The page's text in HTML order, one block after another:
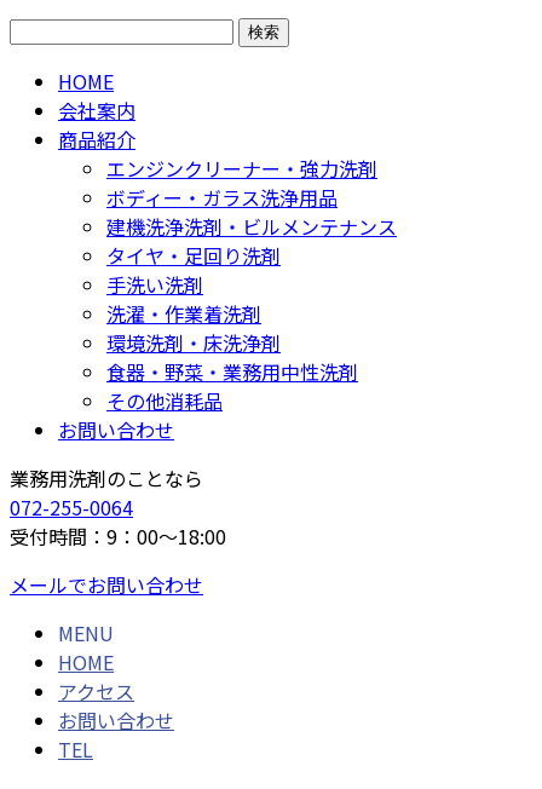
検
HOME
会社案内
商品紹介
エンジンクリーナー・強力洗剤
ボディー・ガラス洗浄用品
建機洗浄洗剤・ビルメンテナンス
タイヤ・足回り洗剤
手洗い洗剤
洗濯・作業着洗剤
環境洗剤・床洗浄剤
食器・野菜・業務用中性洗剤
その他消耗品
お問い合わせ
業務用洗剤のことなら
072-255-0064
受付時間：9：00～18:00
メールでお問い合わせ
MENU
HOME
アクセス
お問い合わせ
TEL